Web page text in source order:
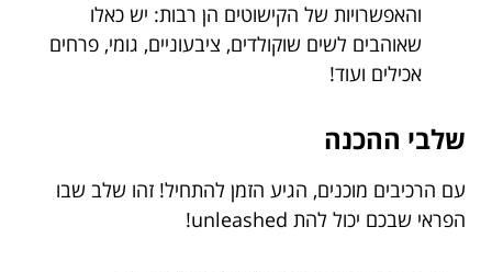
והאפשרויות של הקישוטים הן רבות: יש כאלו
שאוהבים לשים שוקולדים, ציבעוניים, גומי, פרחים
אכילים ועוד!
שלבי ההכנה
עם הרכיבים מוכנים, הגיע הזמן להתחיל! זהו שלב שבו
הפראי שבכם יכול להת unleashed!